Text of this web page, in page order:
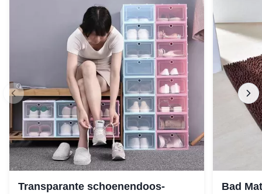
Transparante schoenendoos-
Bad